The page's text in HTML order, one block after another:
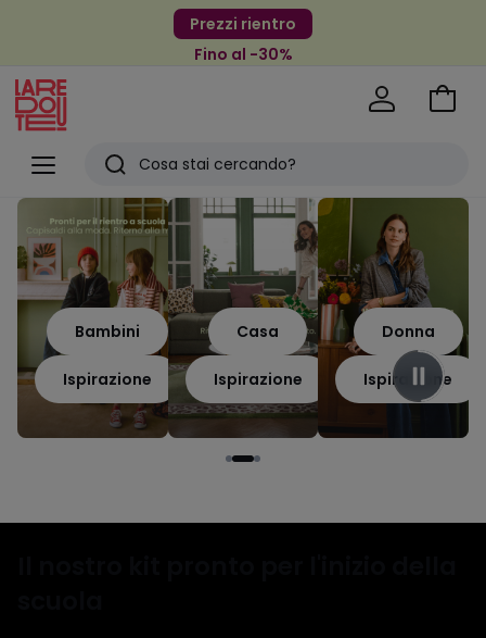
Prezzi rientro
Fino al -30%
Menu
Redoute
Ricerca
Ultimi
articoli
visti
Vai
Bambini
Ispirazione
Casa
Ispirazione
Donna
Ispirazione